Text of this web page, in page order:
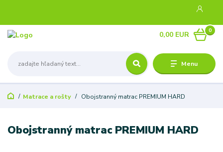
Menu
0
0,00 EUR
Matrace a rošty Obojstranný matrac PREMIUM HARD
Obojstranný matrac PREMIUM HARD